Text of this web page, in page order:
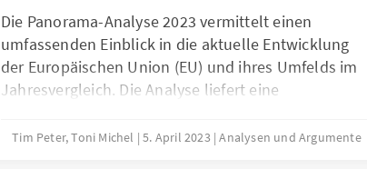
Die Panorama-Analyse 2023 vermittelt einen
umfassenden Einblick in die aktuelle Entwicklung
der Europäischen Union (EU) und ihres Umfelds im
Jahresvergleich. Die Analyse liefert eine
Bereichen Innovation und Wettbewerbsfähigkeit,
Tim Peter, Toni Michel 5. April 2023 Analysen und Argumente